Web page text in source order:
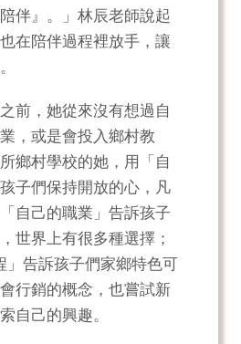
伴』。」林辰老師說起
在陪伴過程裡放手，讓
前，她從來沒有想過自
，或是會投入鄉村教
鄉村學校的她，用「自
子們保持開放的心，凡
自己的職業」告訴孩子
世界上有很多種選擇；
」告訴孩子們家鄉特色可
行銷的概念，也嘗試新
自己的興趣。